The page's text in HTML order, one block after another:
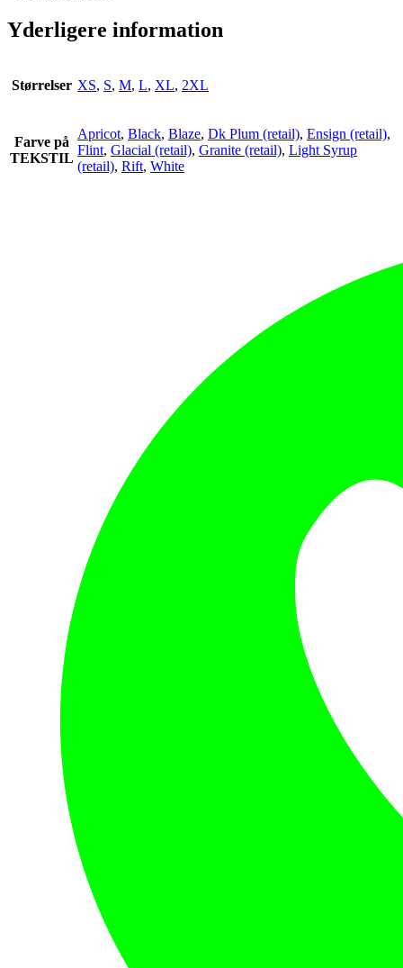
Yderligere information
Størrelser XS, S, M, L, XL, 2XL
Farve på
TEKSTIL
Apricot, Black, Blaze, Dk Plum (retail), Ensign (retail),
Flint, Glacial (retail), Granite (retail), Light Syrup
(retail), Rift, White